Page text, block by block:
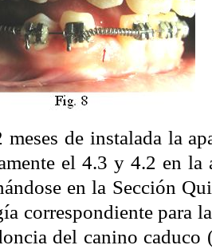
meses de instalada la
el 4.3 y 4.2 en la
en la Sección
correspondiente para
del canino